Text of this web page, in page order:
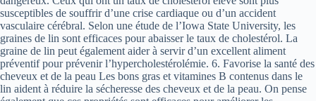
susceptibles de souffrir d’une crise cardiaque ou d’un accident
vasculaire cérébral. Selon une étude de l’Iowa State University, les
graines de lin sont efficaces pour abaisser le taux de cholestérol. La
graine de lin peut également aider à servir d’un excellent aliment
préventif pour prévenir l’hypercholestérolémie. 6. Favorise la santé des
cheveux et de la peau Les bons gras et vitamines B contenus dans le
lin aident à réduire la sécheresse des cheveux et de la peau. On pense